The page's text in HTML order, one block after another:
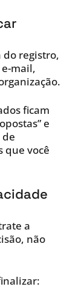
do registro,
mail,
ficam
e
de
que você
a
não